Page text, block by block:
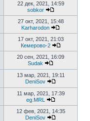
22 дек, 2021, 14:59
sobkor
27 окт, 2021, 15:48
Karharodon
17 окт, 2021, 21:03
Кемерово-2
20 сен, 2021, 16:09
Sudak
13 мар, 2021, 19:11
DeniSov
11 мар, 2021, 17:39
eg.MRL
12 фев, 2021, 14:35
DeniSov